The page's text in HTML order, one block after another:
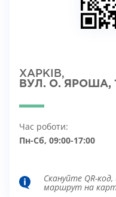
ХАРКІВ,
ВУЛ. О. ЯРОША,
Час роботи:
Пн-Сб, 09:00-17:00
Скануйте QR-
маршрут на